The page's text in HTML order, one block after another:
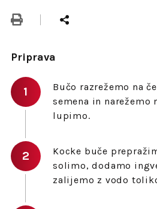
Priprava
Bučo razrežemo na
semena in narežemo
lupimo.
Kocke buče
solimo, dodamo
zalijemo z vodo